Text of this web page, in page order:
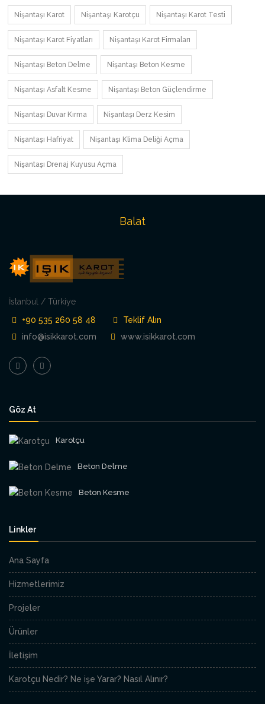
Nişantaşı Karot Nişantaşı Karotçu Nişantaşı Karot Testi
Nişantaşı Karot Fiyatları Nişantaşı Karot Firmaları
Nişantaşı Beton Delme Nişantaşı Beton Kesme
Nişantaşı Asfalt Kesme Nişantaşı Beton Güçlendirme
Nişantaşı Duvar Kırma Nişantaşı Derz Kesim
Nişantaşı Hafriyat Nişantaşı Klima Deliği Açma
Nişantaşı Drenaj Kuyusu Açma
Balat
İstanbul / Türkiye
+90 535 260 58 48
Teklif Alın
info@isikkarot.com
www.isikkarot.com
Göz At
Karotçu
Beton Delme
Beton Kesme
Linkler
Ana Sayfa
Hizmetlerimiz
Projeler
Ürünler
İletişim
Karotçu Nedir? Ne işe Yarar? Nasıl Alınır?